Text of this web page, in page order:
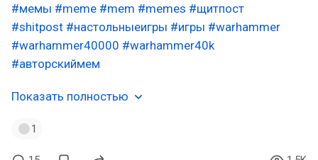
#мемы #meme #mem #memes #щитпост
#shitpost #настольныеигры #игры #warhammer
#warhammer40000 #warhammer40k
#авторскиймем
Показать полностью
1